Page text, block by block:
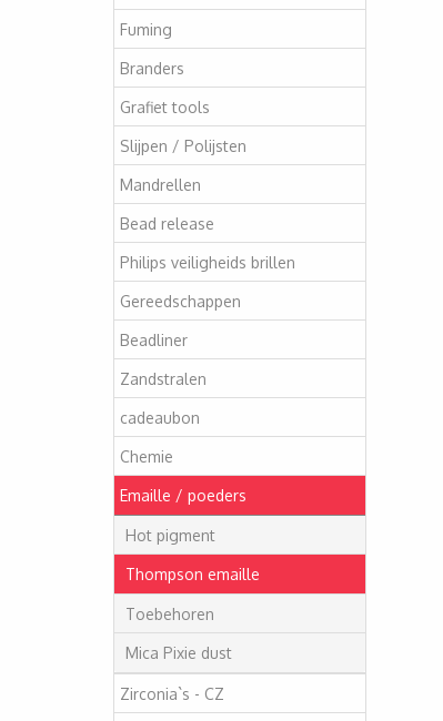
Fuming
Branders
Grafiet tools
Slijpen / Polijsten
Mandrellen
Bead release
Philips veiligheids brillen
Gereedschappen
Beadliner
Zandstralen
cadeaubon
Chemie
Emaille / poeders
Hot pigment
Thompson emaille
Toebehoren
Mica Pixie dust
Zirconia`s - CZ